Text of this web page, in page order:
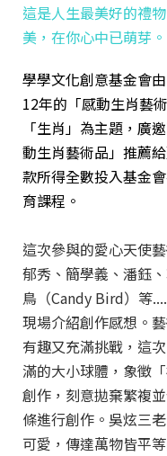
這是人生最美好的禮
美，在你心中已萌芽。
學學文化創意基金會
12年的「感動生肖藝
「生肖」為主題，廣
動生肖藝術品」推薦
款所得全數投入基金
育課程。
這次參與的愛心天使
郁秀、簡學義、潘鈺
鳥（Candy Bird）等
現場介紹創作感想。
有趣又充滿挑戰，這
滿的大小球體，象徵
創作，刻意拋棄繁複
條進行創作。吳炫三
可愛，傳達萬物皆平